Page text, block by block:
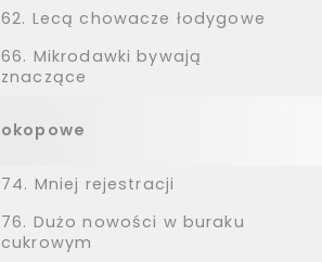
62. Lecą chowacze łodygowe
66. Mikrodawki bywają
znaczące
okopowe
74. Mniej rejestracji
76. Dużo nowości w buraku
cukrowym